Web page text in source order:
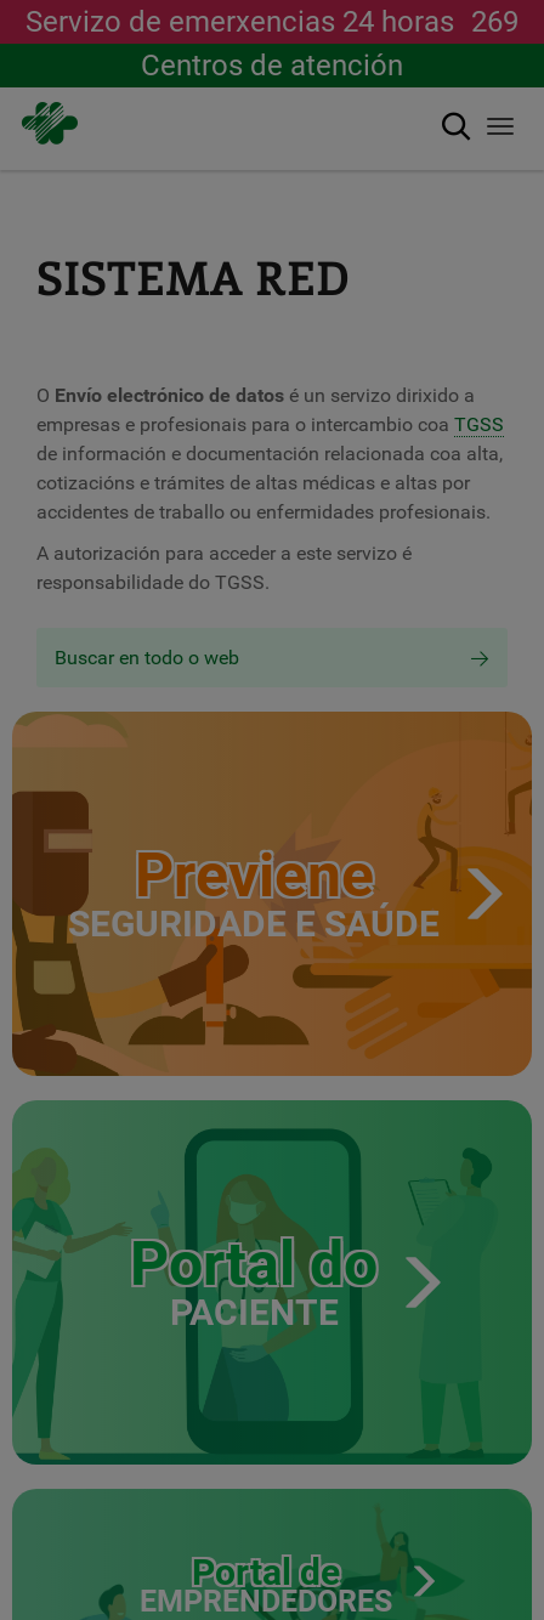
Servizo de emerxencias 24 horas 269
Centros de atención
Buscar
SISTEMA RED
O Envío electrónico de datos é un servizo dirixido a
empresas e profesionais para o intercambio coa TGSS
de información e documentación relacionada coa alta,
cotizacións e trámites de altas médicas e altas por
accidentes de traballo ou enfermidades profesionais.
A autorización para acceder a este servizo é
responsabilidade do TGSS.
Buscar en todo o web
Previene
SEGURIDADE E SAÚDE
Portal do
PACIENTE
Portal de
EMPRENDEDORES